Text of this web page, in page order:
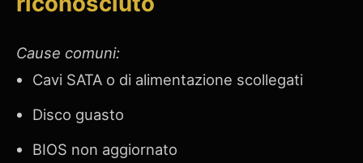
Cause comuni:
Cavi SATA o di alimentazione scollegati
Disco guasto
BIOS non aggiornato